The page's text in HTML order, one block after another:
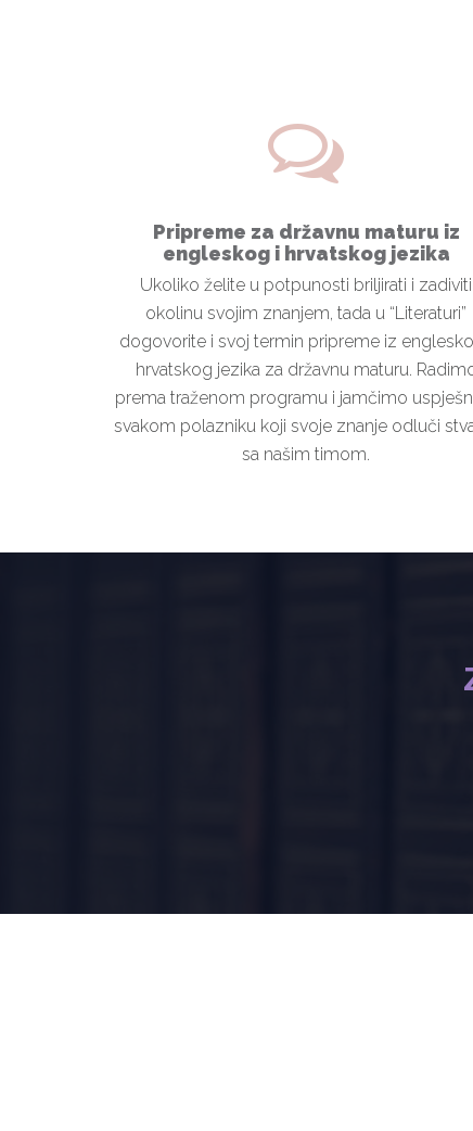
Pripreme za državnu maturu iz
engleskog i hrvatskog jezika
Ukoliko želite u potpunosti briljirati i zadiviti
okolinu svojim znanjem, tada u “Literaturi”
dogovorite i svoj termin pripreme iz
hrvatskog jezika za državnu maturu.
prema traženom programu i jamčimo
svakom polazniku koji svoje znanje odluči
sa našim timom.